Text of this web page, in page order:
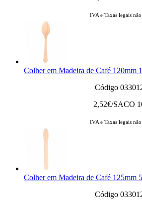
IVA e Taxas legais não
Colher em Madeira de Café 120mm
Código
2,52€/SACO
IVA e Taxas legais não
Colher em Madeira de Café 125mm
Código